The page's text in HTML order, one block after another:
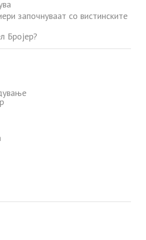
започнуваат со вистинските
Бројер?